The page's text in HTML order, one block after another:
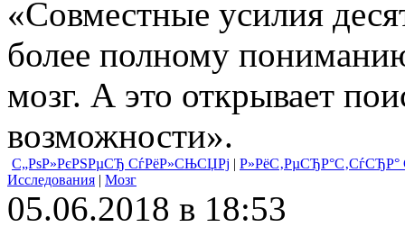
«Совместные усилия
более полному
мозг. А это открывает
возможности».
С„РѕР»РєРЅРµСЂ СѓРёР»СЊСЏРј | Р»РёС‚РµСЂР°С‚СѓСЂР°
Исследования | Мозг
05.06.2018 в 18:53